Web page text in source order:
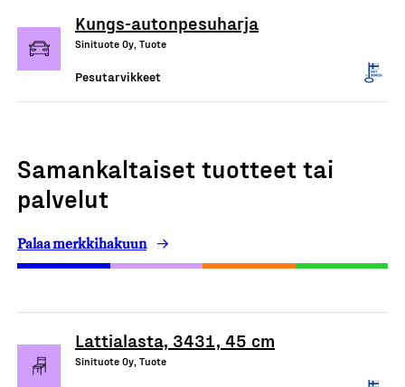
Kungs-autonpesuharja
Sinituote Oy, Tuote
Pesutarvikkeet
Samankaltaiset tuotteet tai
palvelut
Palaa merkkihakuun
Lattialasta, 3431, 45 cm
Sinituote Oy, Tuote